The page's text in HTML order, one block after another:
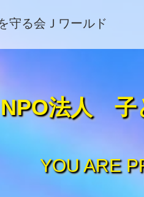
NPO法人 子
YOU ARE